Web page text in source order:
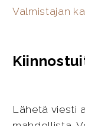
Valmistajan
Lähetä viesti